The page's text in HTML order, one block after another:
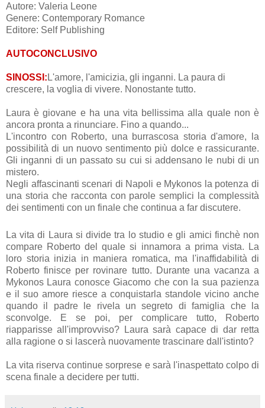
Autore: Valeria Leone
Genere: Contemporary Romance
Editore: Self Publishing
AUTOCONCLUSIVO
SINOSSI: L'amore, l'amicizia, gli inganni. La paura di
crescere, la voglia di vivere. Nonostante tutto.
Laura è giovane e ha una vita bellissima alla quale non è
ancora pronta a rinunciare. Fino a quando...
L'incontro con Roberto, una burrascosa storia d'amore, la
possibilità di un nuovo sentimento più dolce e rassicurante.
Gli inganni di un passato su cui si addensano le nubi di un
mistero.
Negli affascinanti scenari di Napoli e Mykonos la potenza di
una storia che racconta con parole semplici la complessità
dei sentimenti con un finale che continua a far discutere.
La vita di Laura si divide tra lo studio e gli amici finchè non
compare Roberto del quale si innamora a prima vista. La
loro storia inizia in maniera romatica, ma l'inaffidabilità di
Roberto finisce per rovinare tutto. Durante una vacanza a
Mykonos Laura conosce Giacomo che con la sua pazienza
e il suo amore riesce a conquistarla standole vicino anche
quando il padre le rivela un segreto di famiglia che la
sconvolge. E se poi, per complicare tutto, Roberto
riapparisse all'improvviso? Laura sarà capace di dar retta
alla ragione o si lascerà nuovamente trascinare dall'istinto?
La vita riserva continue sorprese e sarà l'inaspettato colpo di
scena finale a decidere per tutti.